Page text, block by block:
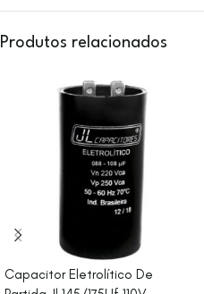
Produtos relacionados
Capacitor Eletrolítico De